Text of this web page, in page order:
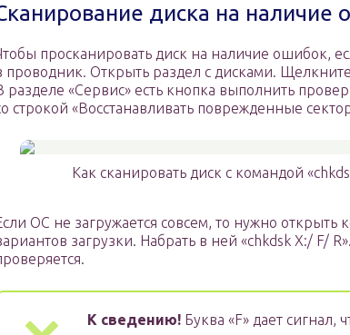
диска на наличие
просканировать диск на наличие ошибок,
проводник. Открыть раздел с дисками.
разделе «Сервис» есть кнопка выполнить
строкой «Восстанавливать поврежденные
Как сканировать диск с командой
ОС не загружается совсем, то нужно
загрузки. Набрать в ней «chkdsk X:/ F/
К сведению! Буква «F» дает